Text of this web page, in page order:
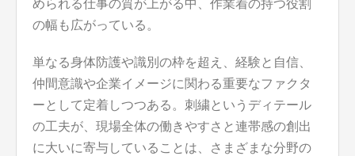
められる仕事の質が上がる中、作業着の持つ役割
の幅も広がっている。
単なる身体防護や識別の枠を超え、経験と自信、
仲間意識や企業イメージに関わる重要なファクタ
ーとして定着しつつある。刺繍というディテール
の工夫が、現場全体の働きやすさと連帯感の創出
に大いに寄与していることは、さまざまな分野の